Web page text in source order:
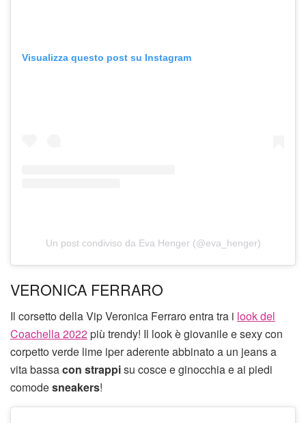
Visualizza questo post su Instagram
Un post condiviso da Eva Henger (@eva_henger)
VERONICA FERRARO
Il corsetto della Vip Veronica Ferraro entra tra i look del
Coachella 2022più trendy! Il look è giovanile e sexy con
corpetto verde lime iper aderente abbinato a un jeans a
vita bassacon strappisu cosce e ginocchia e ai piedi
comodesneakers!